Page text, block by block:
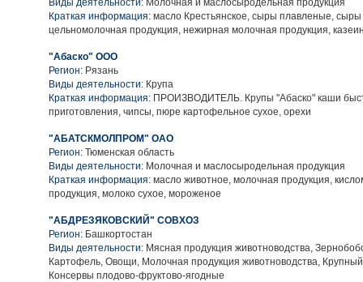
Виды деятельности: Молочная и маслосыродельная продукция
Краткая информация: масло Крестьянское, сыры плавленые,
цельномолочная продукция, нежирная молочная продукция,
"Абаско" ООО
Регион: Рязань
Виды деятельности: Крупа
Краткая информация: ПРОИЗВОДИТЕЛЬ. Крупы "Абаско" каши
приготовления, чипсы, пюре картофельное сухое, орехи
"АБАТСКМОЛПРОМ" ОАО
Регион: Тюменская область
Виды деятельности: Молочная и маслосыродельная продукция
Краткая информация: масло животное, молочная продукция,
продукция, молоко сухое, мороженое
"АБДРЕЗЯКОВСКИЙ" СОВХОЗ
Регион: Башкортостан
Виды деятельности: Мясная продукция животноводства,
Картофель, Овощи, Молочная продукция животноводства, Крупный
Консервы плодово-фруктово-ягодные